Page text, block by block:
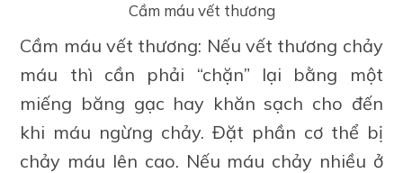
Cầm máu vết thương
Cầm máu vết thương: Nếu vết thương chảy
máu thì cần phải “chặn” lại bằng một
miếng băng gạc hay khăn sạch cho đến
khi máu ngừng chảy. Đặt phần cơ thể bị
chảy máu lên cao. Nếu máu chảy nhiều ở